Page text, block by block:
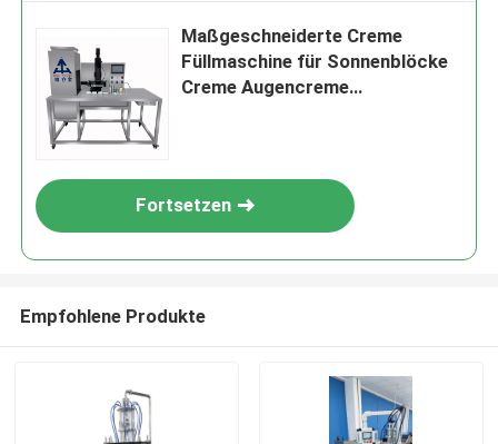
Maßgeschneiderte Creme
Füllmaschine für Sonnenblöcke
Creme Augencreme
Fortsetzen
Empfohlene Produkte